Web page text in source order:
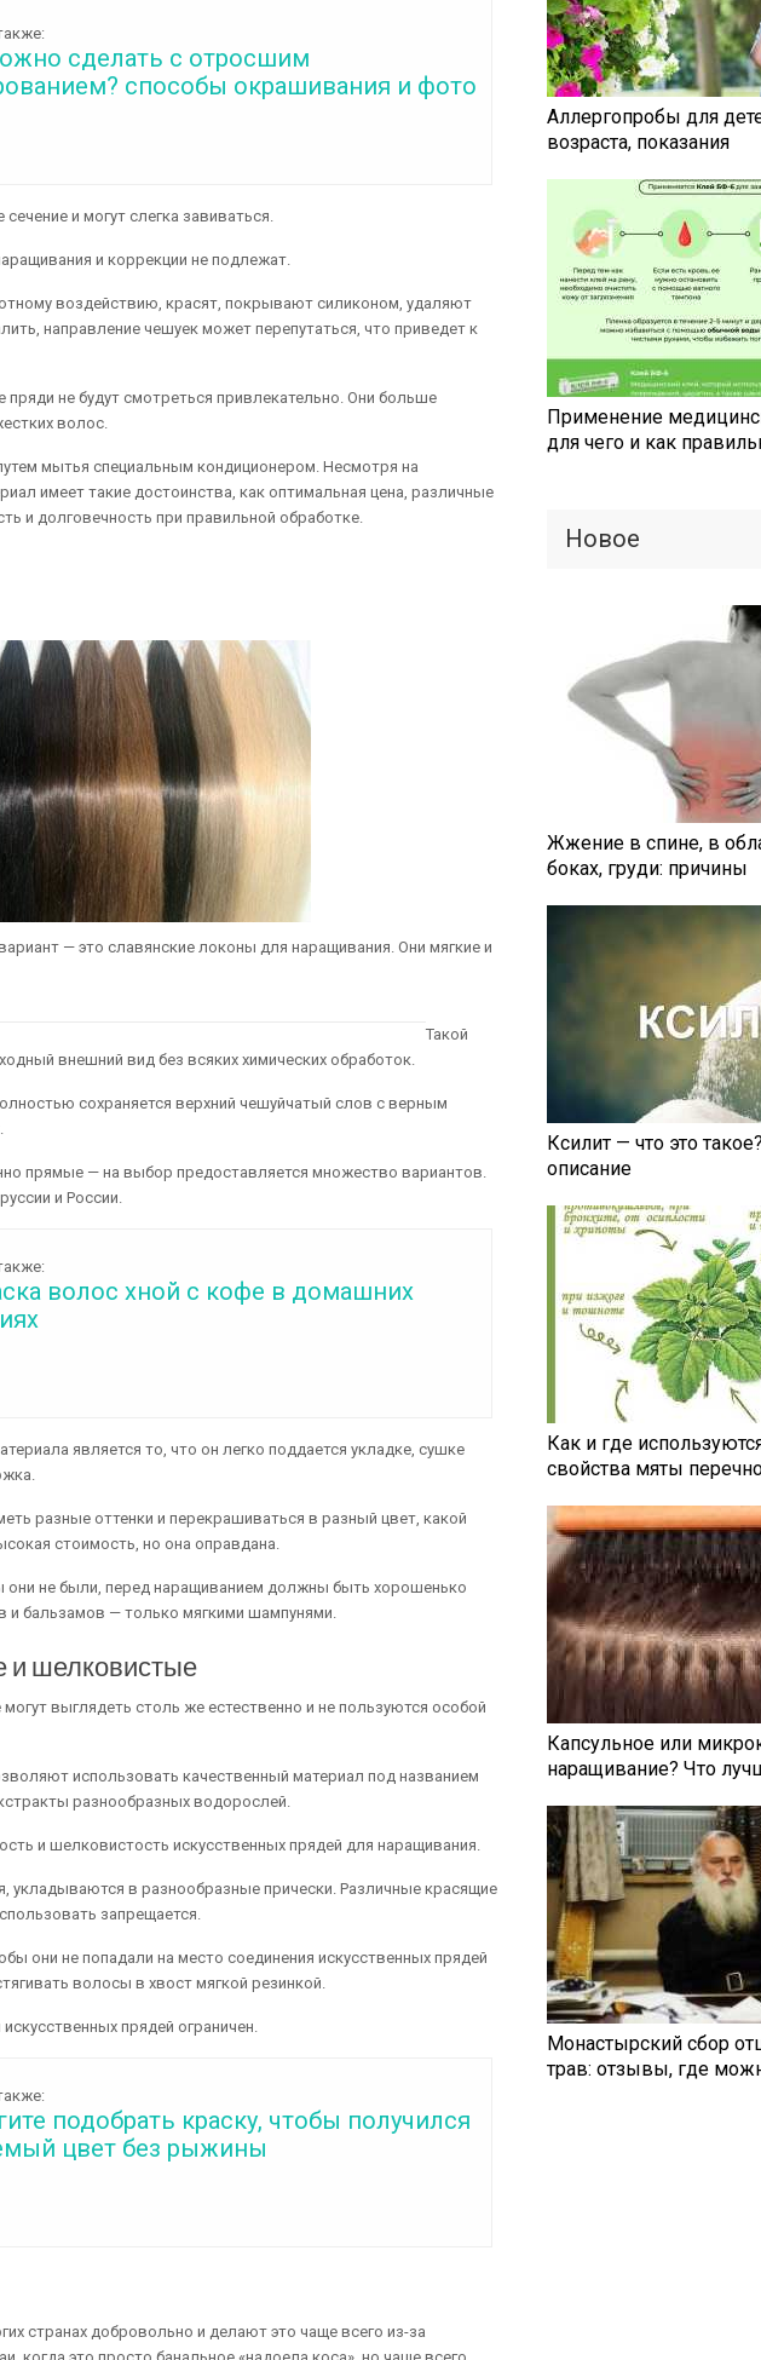
сделать с отросшим
способы окрашивания и фото
и могут слегка завиваться.
и коррекции не подлежат.
воздействию, красят, покрывают силиконом, удаляют
направление чешуек может перепутаться, что приведет к
пряди не будут смотреться привлекательно. Они больше
волос.
мытья специальным кондиционером. Несмотря на
имеет такие достоинства, как оптимальная цена, различные
и долговечность при правильной обработке.
— это славянские локоны для наращивания. Они мягкие и
Такой
внешний вид без всяких химических обработок.
сохраняется верхний чешуйчатый слов с верным
прямые — на выбор предоставляется множество вариантов.
и России.
волос хной с кофе в домашних
является то, что он легко поддается укладке, сушке
разные оттенки и перекрашиваться в разный цвет, какой
стоимость, но она оправдана.
они не были, перед наращиванием должны быть хорошенько
бальзамов — только мягкими шампунями.
и шелковистые
выглядеть столь же естественно и не пользуются особой
использовать качественный материал под названием
разнообразных водорослей.
и шелковистость искусственных прядей для наращивания.
укладываются в разнообразные прически. Различные красящие
запрещается.
они не попадали на место соединения искусственных прядей
волосы в хвост мягкой резинкой.
прядей ограничен.
подобрать краску, чтобы получился
цвет без рыжины
странах добровольно и делают это чаще всего из-за
Аллергопробы для
возраста, показания
Применение
для чего и как
Новое
Жжение в спине, в
боках, груди: причины
Ксилит — что это
описание
Как и где
свойства мяты
Капсульное или
наращивание? Что
Монастырский сбор
трав: отзывы, где